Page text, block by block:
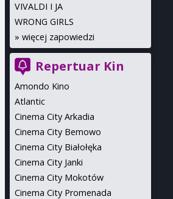
VIVALDI I JA
WRONG GIRLS
» więcej zapowiedzi
Repertuar Kin
Amondo Kino
Atlantic
Cinema City Arkadia
Cinema City Bemowo
Cinema City Białołęka
Cinema City Janki
Cinema City Mokotów
Cinema City Promenada